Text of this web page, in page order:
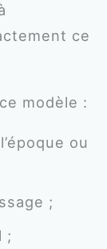
ce
modèle :
ou
;
;